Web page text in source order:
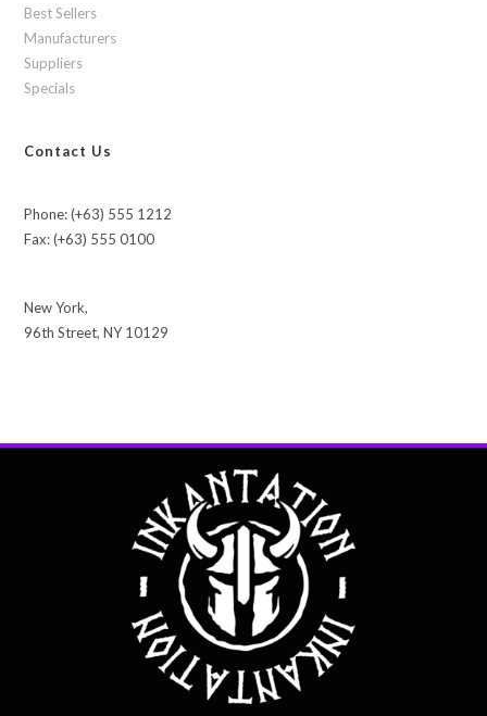
Best Sellers
Manufacturers
Suppliers
Specials
Contact Us
Phone: (+63) 555 1212
Fax: (+63) 555 0100
New York,
96th Street, NY 10129